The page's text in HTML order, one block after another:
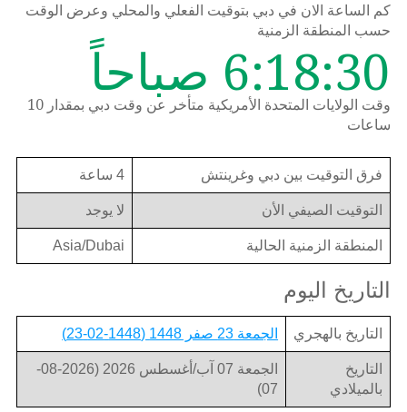
كم الساعة الان في دبي بتوقيت الفعلي والمحلي وعرض الوقت
حسب المنطقة الزمنية
6:18:30 صباحاً
وقت الولايات المتحدة الأمريكية متأخر عن وقت دبي بمقدار 10
ساعات
فرق التوقيت بين دبي وغرينتش 4 ساعة
التوقيت الصيفي الأن لا يوجد
المنطقة الزمنية الحالية Asia/Dubai
التاريخ اليوم
التاريخ بالهجري الجمعة 23 صفر 1448 (1448-02-23)
التاريخ
بالميلادي
الجمعة 07 آب/أغسطس 2026 (2026-08-
07)